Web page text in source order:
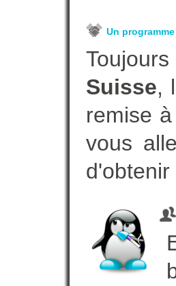
Un
Suisse,
remise
vous